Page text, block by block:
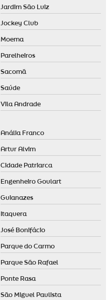
Jardim São Luiz
Jockey Club
Moema
Parelheiros
Sacomã
Saúde
Vila Andrade
Anália Franco
Artur Alvim
Cidade Patriarca
Engenheiro Goulart
Guianazes
Itaquera
José Bonifácio
Parque do Carmo
Parque São Rafael
Ponte Rasa
São Miguel Paulista